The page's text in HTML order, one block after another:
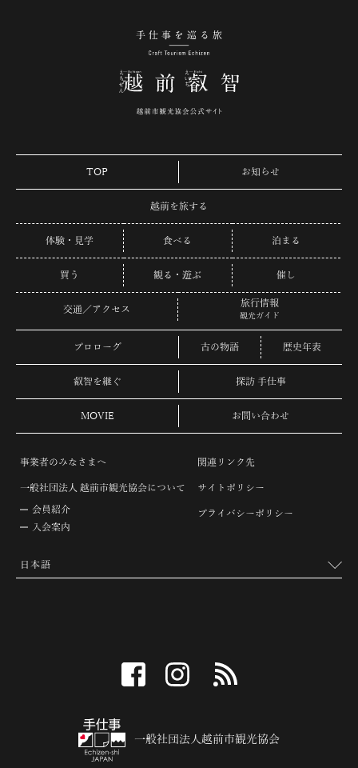
TOP お知らせ
越前を旅する
体験・見学 食べる 泊まる
買う 観る・遊ぶ 催し
交通／アクセス
旅行情報
観光ガイド
プロローグ 古の物語 歴史年表
叡智を継ぐ 探訪 手仕事
MOVIE お問い合わせ
事業者のみなさまへ
一般社団法人 越前市観光協会について
会員紹介
入会案内
関連リンク先
サイトポリシー
プライバシーポリシー
facebook instagram
一般社団法人越前市観光協会